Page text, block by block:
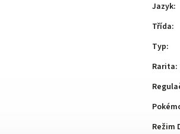
Jazyk:
Třída:
Typ:
Rarita:
Režim